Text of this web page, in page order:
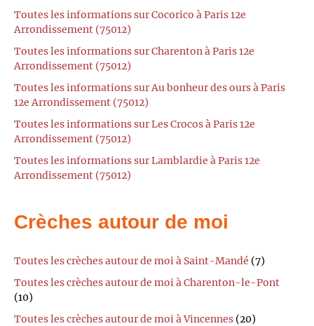
Toutes les informations sur Cocorico à Paris 12e
Arrondissement (75012)
Toutes les informations sur Charenton à Paris 12e
Arrondissement (75012)
Toutes les informations sur Au bonheur des ours à Paris
12e Arrondissement (75012)
Toutes les informations sur Les Crocos à Paris 12e
Arrondissement (75012)
Toutes les informations sur Lamblardie à Paris 12e
Arrondissement (75012)
Crèches autour de moi
Toutes les crèches autour de moi à Saint-Mandé (7)
Toutes les crèches autour de moi à Charenton-le-Pont
(10)
Toutes les crèches autour de moi à Vincennes (20)